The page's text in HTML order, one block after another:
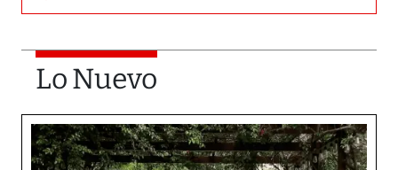
Lo Nuevo